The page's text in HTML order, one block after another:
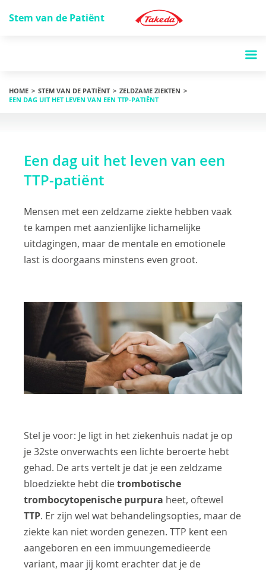
Stem van de Patiënt
HOME STEM VAN DE PATIËNT
ZELDZAME ZIEKTEN
EEN DAG UIT HET LEVEN VAN EEN TTP-PATIËNT
Een dag uit het leven van een
TTP-patiënt
Mensen met een zeldzame ziekte hebben vaak
te kampen met aanzienlijke lichamelijke
uitdagingen, maar de mentale en emotionele
last is doorgaans minstens even groot.
Stel je voor: Je ligt in het ziekenhuis nadat je op
je 32ste onverwachts een lichte beroerte hebt
gehad. De arts vertelt je dat je een zeldzame
bloedziekte hebt dietrombotische
trombocytopenische purpura heet, oftewel
TTP. Er zijn wel wat behandelingsopties, maar de
ziekte kan niet worden genezen. TTP kent een
aangeboren en een immuungemedieerde
variant, maar jij komt erachter dat je de